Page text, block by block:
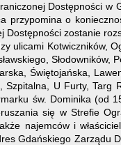
Dostępności
o
zostanie
Kotwiczników,
Świętojańska,
U Furty,
św. Dominika (od
się w Strefie
najemców i
Gdańskiego